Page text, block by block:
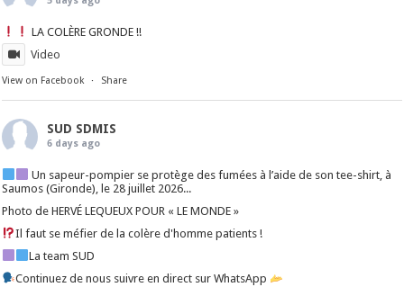
LA COLÈRE GRONDE !!
Video
View on Facebook · Share
SUD SDMIS
6 days ago
Un sapeur-pompier se protège des fumées à l’aide de son tee-shirt, à
Saumos (Gironde), le 28 juillet 2026...
Photo de HERVÉ LEQUEUX POUR « LE MONDE »
Il faut se méfier de la colère d'homme patients !
La team SUD
Continuez de nous suivre en direct sur WhatsApp